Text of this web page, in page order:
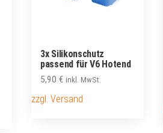
3x Silikonschutz
passend für V6 Hotend
5,90€ inkl. MwSt.
zzgl. Versand